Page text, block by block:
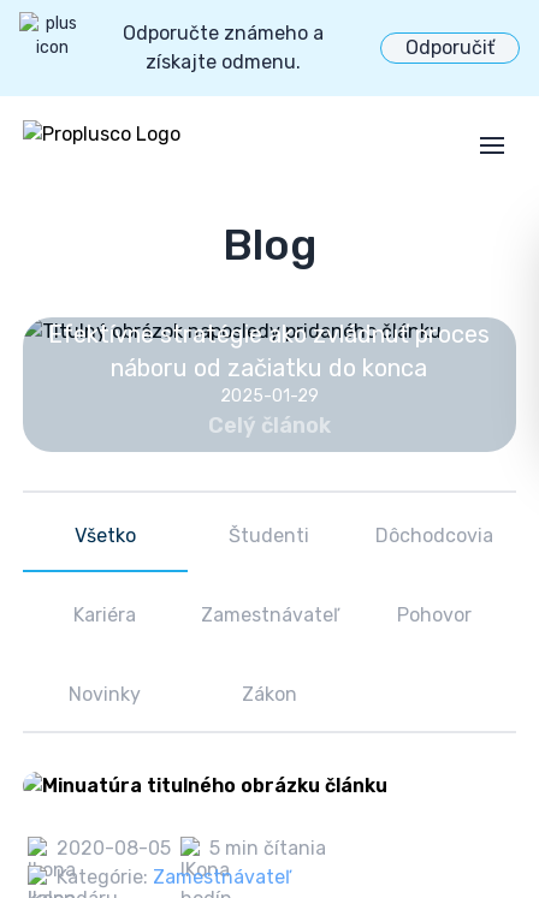
Odporučte známeho a
získajte odmenu.
Odporučiť
Blog
Efektívne stratégie ako zvládnuť proces
náboru od začiatku do konca
2025-01-29
Celý článok
Všetko Študenti Dôchodcovia
Kariéra Zamestnávateľ Pohovor
Novinky Zákon
2020-08-05
5 min čítania
Kategórie: Zamestnávateľ